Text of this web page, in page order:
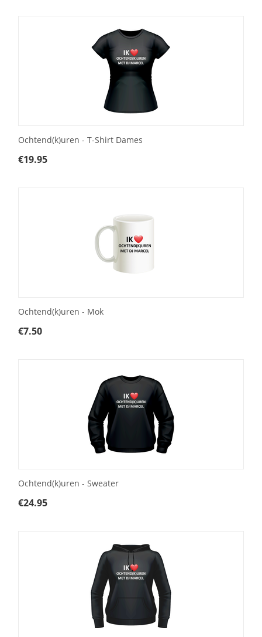
Ochtend(k)uren - T-Shirt Dames
€19.95
Ochtend(k)uren - Mok
€7.50
Ochtend(k)uren - Sweater
€24.95